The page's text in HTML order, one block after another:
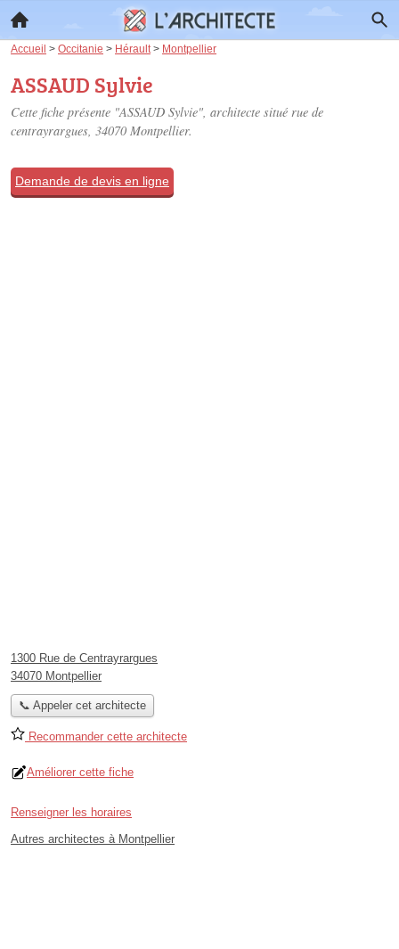
Accueil > Occitanie > Hérault > Montpellier
ASSAUD Sylvie
Cette fiche présente "ASSAUD Sylvie", architecte situé rue de
centrayrargues, 34070 Montpellier.
Demande de devis en ligne
1300 Rue de Centrayrargues
34070 Montpellier
📞 Appeler cet architecte
Recommander cette architecte
Améliorer cette fiche
Renseigner les horaires
Autres architectes à Montpellier